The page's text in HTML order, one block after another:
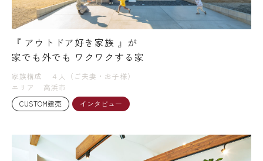
『 アウトドア好き家族 』が
家でも外でも ワクワクする家
家族構成
４人（ご夫妻・お子様）
エリア
高浜市
CUSTOM建売
インタビュー